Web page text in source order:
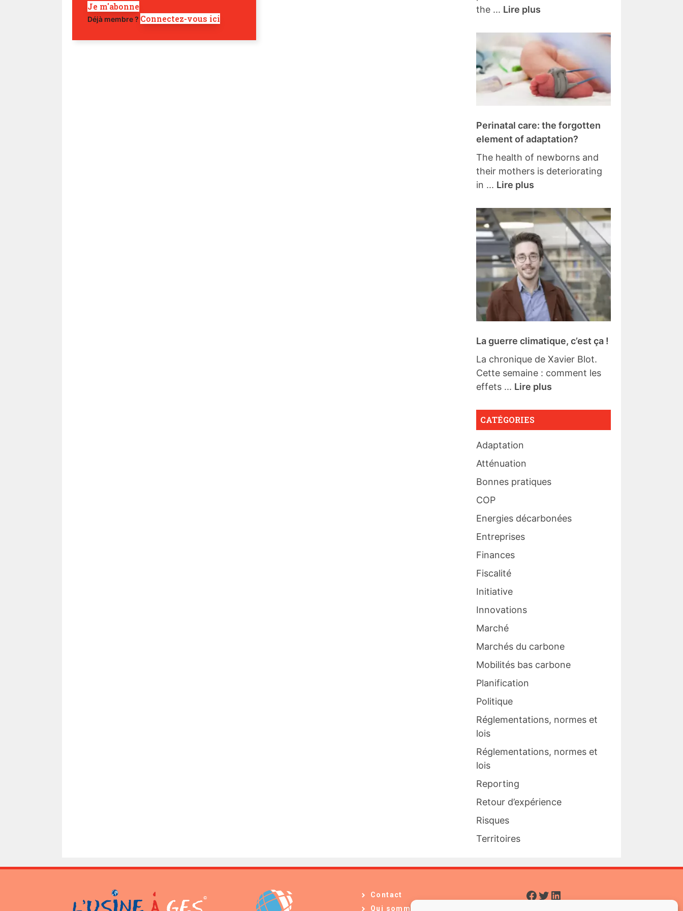
Je m'abonne
Déjà membre ? Connectez-vous ici
the ... Lire plus
Perinatal care: the forgotten
element of adaptation?
The health of newborns and
their mothers is deteriorating
in ... Lire plus
La guerre climatique, c’est ça !
La chronique de Xavier Blot.
Cette semaine : comment les
effets ... Lire plus
CATÉGORIES
Adaptation
Atténuation
Bonnes pratiques
COP
Energies décarbonées
Entreprises
Finances
Fiscalité
Initiative
Innovations
Marché
Marchés du carbone
Mobilités bas carbone
Planification
Politique
Réglementations, normes et
lois
Réglementations, normes et
lois
Reporting
Retour d’expérience
Risques
Territoires
Contact
Qui sommes-nous ?
Facebook
Twitter
LinkedIn